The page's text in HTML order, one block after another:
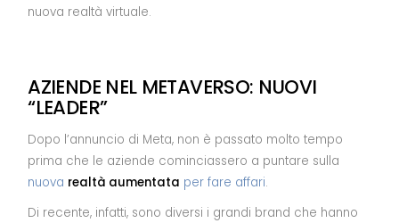
nuova realtà virtuale.
AZIENDE NEL METAVERSO: NUOVI
“LEADER”
Dopo l’annuncio di Meta, non è passato molto tempo
prima che le aziende cominciassero a puntare sulla
nuova realtà aumentata per fare affari.
Di recente, infatti, sono diversi i grandi brand che hanno